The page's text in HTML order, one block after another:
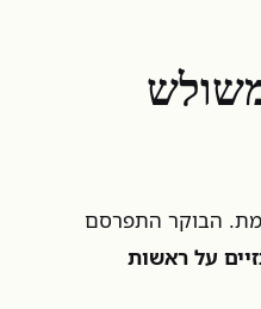
הבוקר התפרסם
על ראשות